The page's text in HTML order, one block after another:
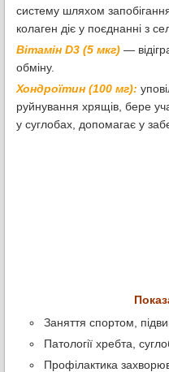
систему шляхом
колаген діє у поєднанні з
Вітамін D3 (5 мкг) —
обміну.
Хондроїтин (100 мг):
руйнування хрящів, бере
у суглобах, допомагає у
Заняття спортом,
Патології хребта,
Профілактика